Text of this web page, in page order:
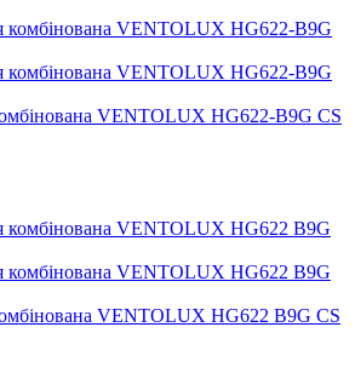
VENTOLUX HG622-B9G CS
VENTOLUX HG622 B9G CS